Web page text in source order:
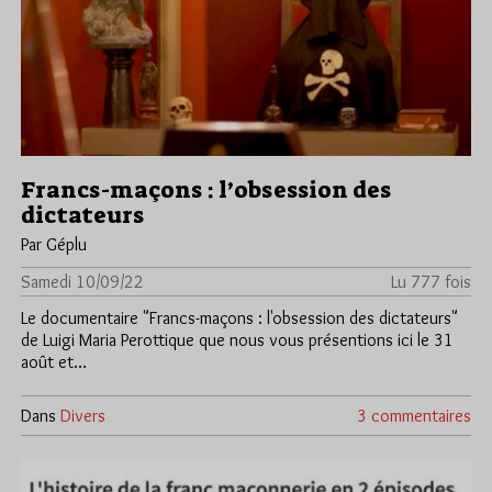
Francs-maçons : l’obsession des
dictateurs
Par Géplu
Samedi 10/09/22
Lu 777 fois
Le documentaire "Francs-maçons : l'obsession des dictateurs"
de Luigi Maria Perottique que nous vous présentions ici le 31
août et…
Dans Divers 3 commentaires